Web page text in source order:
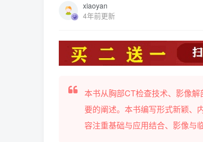
xiaoyan
4年前更新
本书从胸部CT检查技术、影像
要的阐述。本书编写形式新颖、
容注重基础与应用结合、影像与